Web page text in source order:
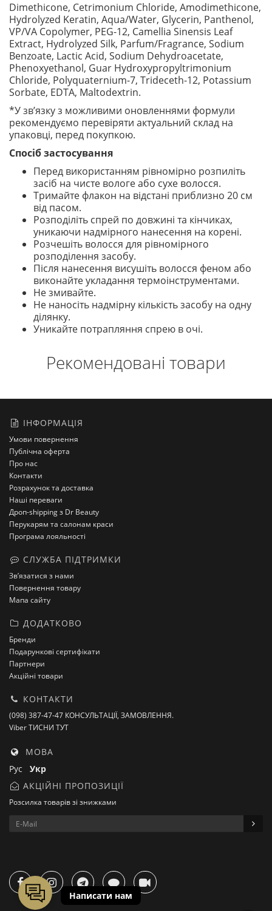
Dimethicone, Cetrimonium Chloride, Amodimethicone,
Hydrolyzed Keratin, Aqua/Water, Glycerin, Panthenol,
VP/VA Copolymer, PEG-12, Camellia Sinensis Leaf
Extract, Hydrolyzed Silk, Parfum/Fragrance, Sodium
Benzoate, Lactic Acid, Sodium Dehydroacetate,
Phenoxyethanol, Guar Hydroxypropyltrimonium
Chloride, Polyquaternium-7, Trideceth-12, Potassium
Sorbate, EDTA, Maltodextrin.
*У зв’язку з можливими оновленнями формули
рекомендуємо перевіряти актуальний склад на
упаковці, перед покупкою.
Спосіб застосування
Перед використанням рівномірно розпиліть
засіб на чисте вологе або сухе волосся.
Тримайте флакон на відстані приблизно 20 см
від пасом.
Розподіліть спрей по довжині та кінчиках,
уникаючи надмірного нанесення на корені.
Розчешіть волосся для рівномірного
розподілення засобу.
Після нанесення висушіть волосся феном або
виконайте укладання термоінструментами.
Не змивайте.
Не наносіть надмірну кількість засобу на одну
ділянку.
Уникайте потрапляння спрею в очі.
Рекомендовані товари
ІНФОРМАЦІЯ
Умови повернення
Публічна оферта
Про нас
Контакти
Розрахунок та доставка
Наші переваги
Дроп-shipping з Dr Beauty
Перукарям та салонам краси
Програма лояльності
СЛУЖБА ПІДТРИМКИ
Зв’язатися з нами
Повернення товару
Мапа сайту
ДОДАТКОВО
Бренди
Подарункові сертифікати
Партнери
Акційні товари
КОНТАКТИ
(098) 387-47-47 КОНСУЛЬТАЦІЇ, ЗАМОВЛЕННЯ.
Viber ТИСНИ ТУТ
МОВА
Рус Укр
АКЦІЙНІ ПРОПОЗИЦІЇ
Розсилка товарів зі знижками